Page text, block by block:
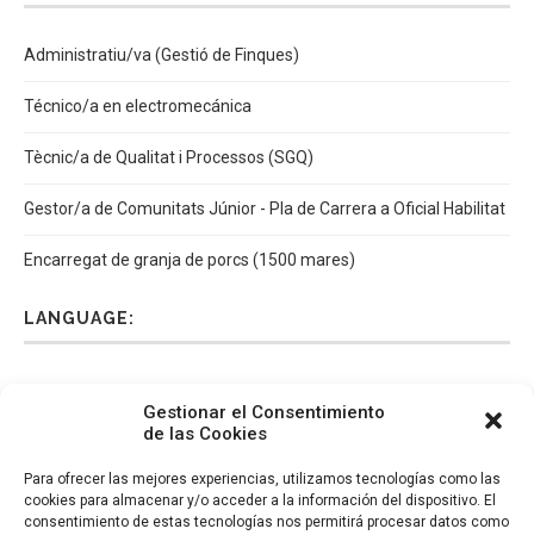
Gestionar el Consentimiento
de las Cookies
Para ofrecer las mejores experiencias, utilizamos tecnologías como las
cookies para almacenar y/o acceder a la información del dispositivo. El
consentimiento de estas tecnologías nos permitirá procesar datos como
Administratiu/va (Gestió de Finques)
Técnico/a en electromecánica
Tècnic/a de Qualitat i Processos (SGQ)
Gestor/a de Comunitats Júnior - Pla de Carrera a Oficial Habilitat
Encarregat de granja de porcs (1500 mares)
LANGUAGE: